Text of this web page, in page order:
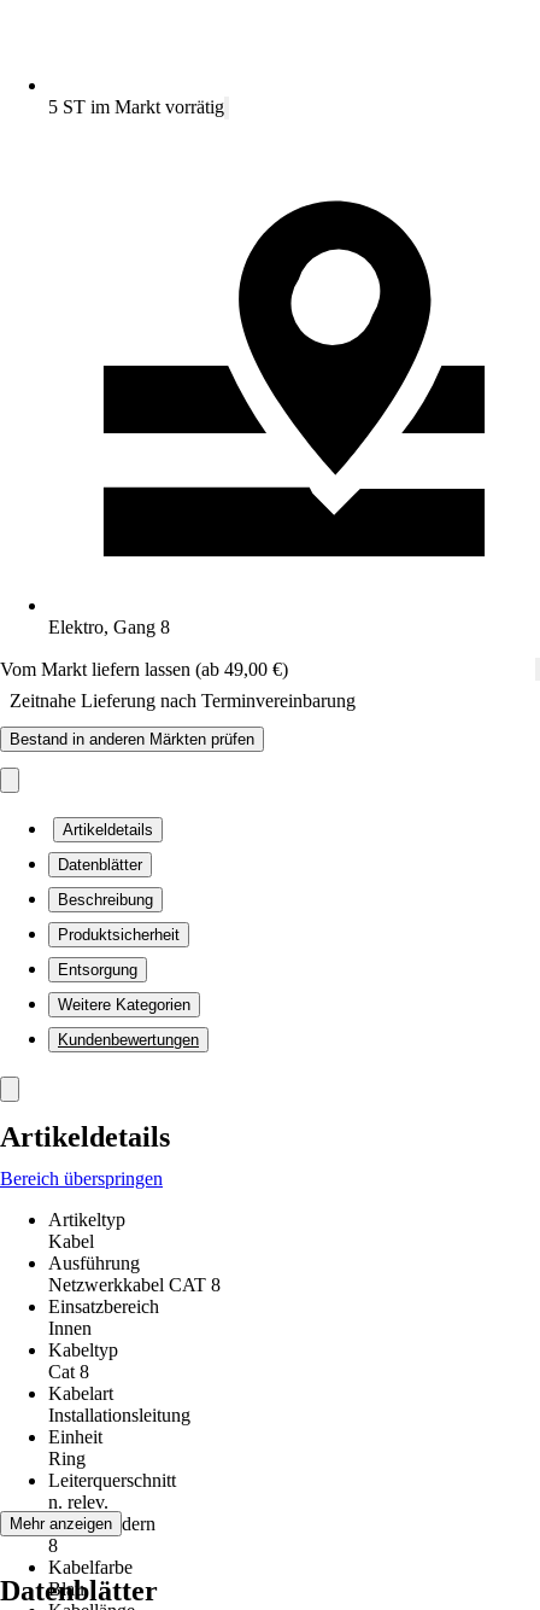
5 ST im Markt vorrätig
Elektro, Gang 8
Vom Markt liefern lassen (ab 49,00 €)
Zeitnahe Lieferung nach Terminvereinbarung
Bestand in anderen Märkten prüfen
Artikeldetails
Datenblätter
Beschreibung
Produktsicherheit
Entsorgung
Weitere Kategorien
Kundenbewertungen
Artikeldetails
Bereich überspringen
Artikeltyp
Kabel
Ausführung
Netzwerkkabel CAT 8
Einsatzbereich
Innen
Kabeltyp
Cat 8
Kabelart
Installationsleitung
Einheit
Ring
Leiterquerschnitt
n. relev.
Anzahl Adern
8
Kabelfarbe
Blau
Mehr anzeigen
Datenblätter